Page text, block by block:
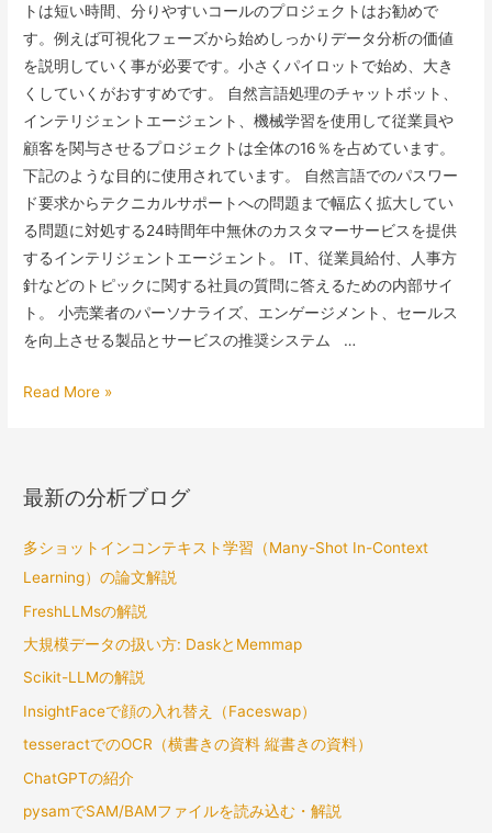
トは短い時間、分りやすいコールのプロジェクトはお勧めで
す。例えば可視化フェーズから始めしっかりデータ分析の価値
を説明していく事が必要です。小さくパイロットで始め、大き
くしていくがおすすめです。 自然言語処理のチャットボット、
インテリジェントエージェント、機械学習を使用して従業員や
顧客を関与させるプロジェクトは全体の16％を占めています。
下記のような目的に使用されています。 自然言語でのパスワー
ド要求からテクニカルサポートへの問題まで幅広く拡大してい
る問題に対処する24時間年中無休のカスタマーサービスを提供
するインテリジェントエージェント。 IT、従業員給付、人事方
針などのトピックに関する社員の質問に答えるための内部サイ
ト。 小売業者のパーソナライズ、エンゲージメント、セールス
を向上させる製品とサービスの推奨システム …
AI
ェ
ト
を
成
功
く
方
法
Read More »
最新の分析ブログ
多ショットインコンテキスト学習（Many-Shot In-Context
Learning）の論文解説
FreshLLMsの解説
大規模データの扱い方: DaskとMemmap
Scikit-LLMの解説
InsightFaceで顔の入れ替え（Faceswap）
tesseractでのOCR（横書きの資料 縦書きの資料）
ChatGPTの紹介
pysamでSAM/BAMファイルを読み込む・解説